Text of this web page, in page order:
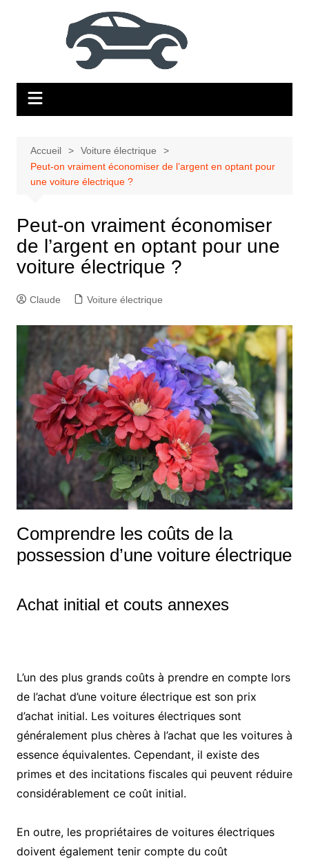
Accueil
Voiture électrique
Peut-on vraiment économiser de l’argent en optant pour
une voiture électrique ?
Peut-on vraiment économiser
de l’argent en optant pour une
voiture électrique ?
Claude Voiture électrique
Comprendre les coûts de la
possession d’une voiture électrique
Achat initial et couts annexes
L’un des plus grands coûts à prendre en compte lors
de l’achat d’une voiture électrique est son prix
d’achat initial. Les voitures électriques sont
généralement plus chères à l’achat que les voitures à
essence équivalentes. Cependant, il existe des
primes et des incitations fiscales qui peuvent réduire
considérablement ce coût initial.
En outre, les propriétaires de voitures électriques
doivent également tenir compte du coût